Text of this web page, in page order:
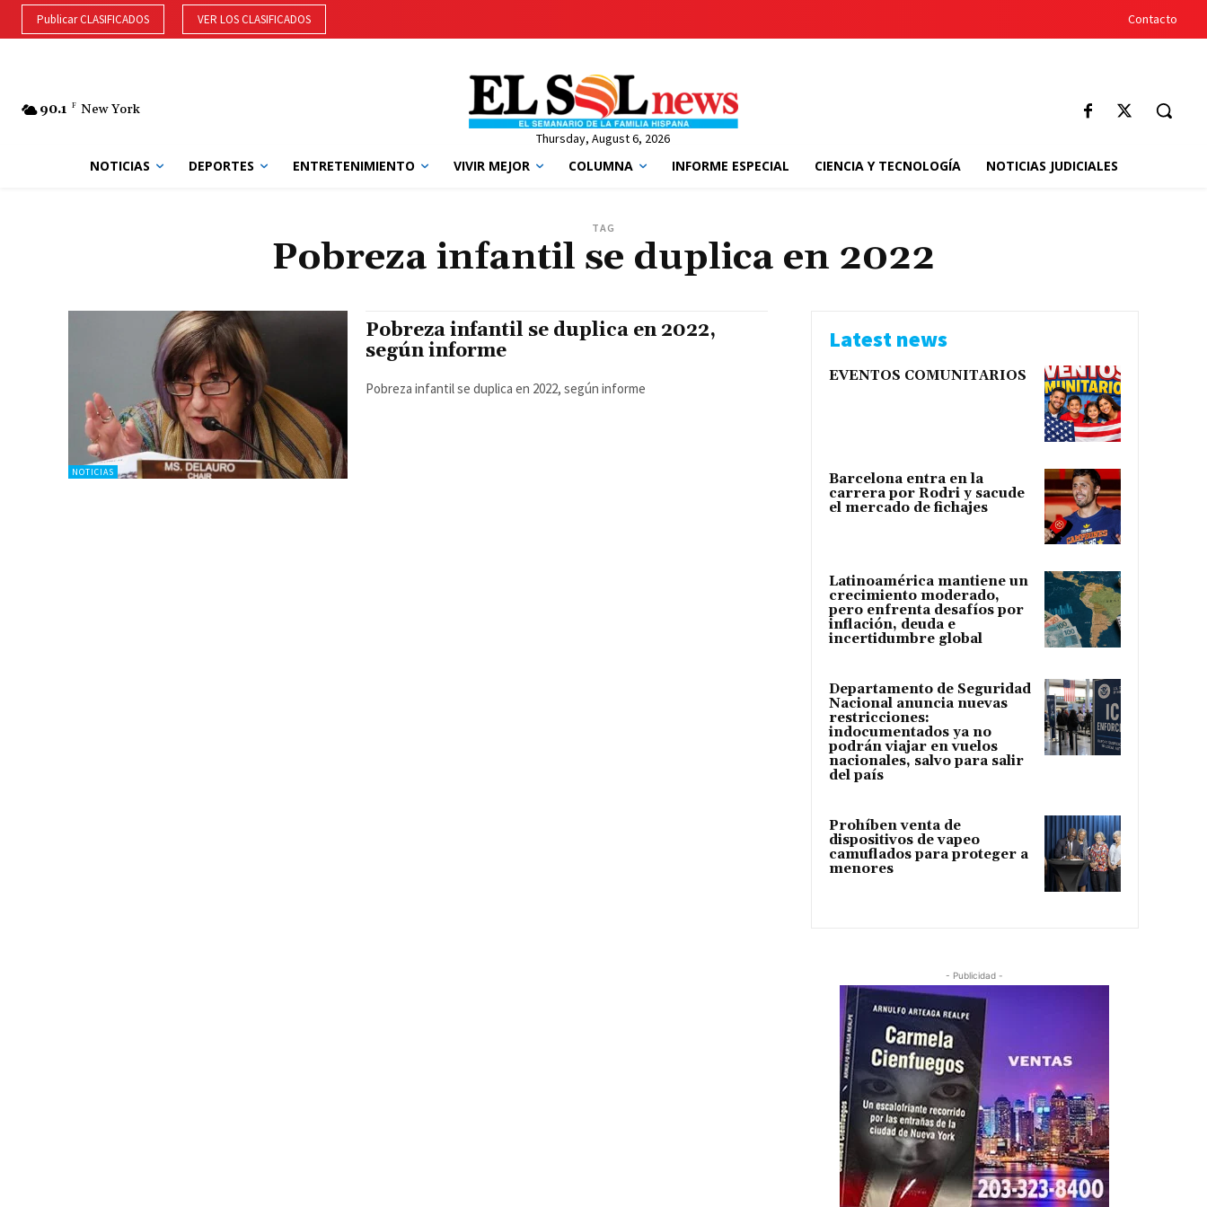
Publicar CLASIFICADOS VER LOS CLASIFICADOS Contacto
90.1 F New York
Thursday, August 6, 2026
NOTICIAS DEPORTES ENTRETENIMIENTO VIVIR MEJOR COLUMNA INFORME ESPECIAL CIENCIA Y TECNOLOGÍA NOTICIAS JUDICIALES
TAG
Pobreza infantil se duplica en 2022
NOTICIAS
Pobreza infantil se duplica en 2022,
según informe
Pobreza infantil se duplica en 2022, según informe
Latest news
EVENTOS COMUNITARIOS
Barcelona entra en la
carrera por Rodri y sacude
el mercado de fichajes
Latinoamérica mantiene un
crecimiento moderado,
pero enfrenta desafíos por
inflación, deuda e
incertidumbre global
Departamento de Seguridad
Nacional anuncia nuevas
restricciones:
indocumentados ya no
podrán viajar en vuelos
nacionales, salvo para salir
del país
Prohíben venta de
dispositivos de vapeo
camuflados para proteger a
menores
- Publicidad -